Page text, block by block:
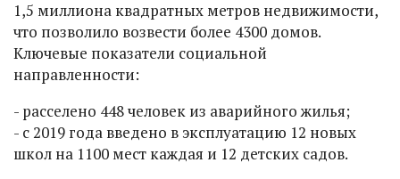
1,5 миллиона квадратных метров недвижимости,
что позволило возвести более 4300 домов.
Ключевые показатели социальной
направленности:
- расселено 448 человек из аварийного жилья;
- с 2019 года введено в эксплуатацию 12 новых
школ на 1100 мест каждая и 12 детских садов.